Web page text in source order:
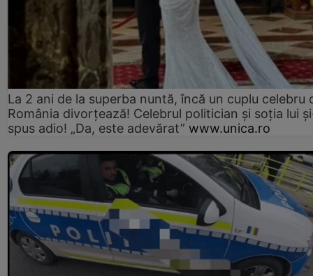
La 2 ani de la superba nuntă, încă un cuplu celebru
România divorțează! Celebrul politician și soția lui
spus adio! „Da, este adevărat” www.unica.ro